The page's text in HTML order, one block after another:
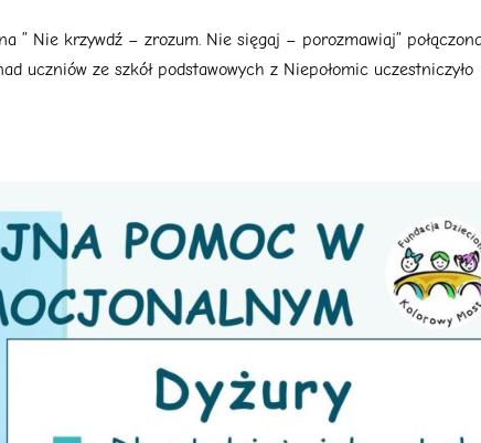
” Nie krzywdź – zrozum. Nie sięgaj – porozmawiaj”
uczniów ze szkół podstawowych z Niepołomic uczestniczyło